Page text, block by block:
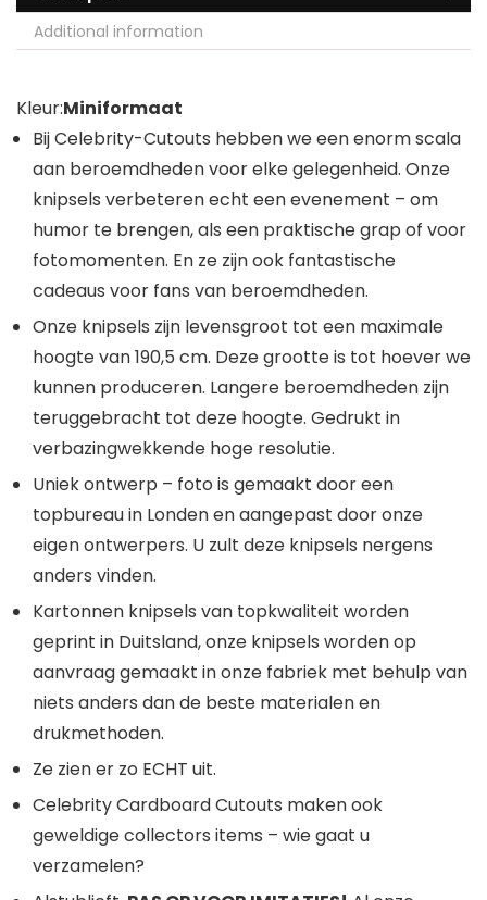
Additional information
Kleur:Miniformaat
Bij Celebrity-Cutouts hebben we een enorm scala
aan beroemdheden voor elke gelegenheid. Onze
knipsels verbeteren echt een evenement – om
humor te brengen, als een praktische grap of voor
fotomomenten. En ze zijn ook fantastische
cadeaus voor fans van beroemdheden.
Onze knipsels zijn levensgroot tot een maximale
hoogte van 190,5 cm. Deze grootte is tot hoever we
kunnen produceren. Langere beroemdheden zijn
teruggebracht tot deze hoogte. Gedrukt in
verbazingwekkende hoge resolutie.
Uniek ontwerp – foto is gemaakt door een
topbureau in Londen en aangepast door onze
eigen ontwerpers. U zult deze knipsels nergens
anders vinden.
Kartonnen knipsels van topkwaliteit worden
geprint in Duitsland, onze knipsels worden op
aanvraag gemaakt in onze fabriek met behulp van
niets anders dan de beste materialen en
drukmethoden.
Ze zien er zo ECHT uit.
Celebrity Cardboard Cutouts maken ook
geweldige collectors items – wie gaat u
verzamelen?